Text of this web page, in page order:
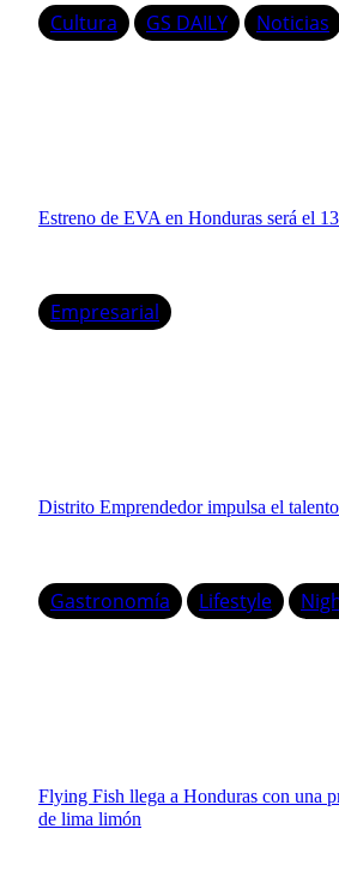
Cultura GS DAILY Noticias
Estreno de EVA en Honduras será el
Empresarial
Distrito Emprendedor impulsa el
Gastronomía Lifestyle
Flying Fish llega a Honduras con una
de lima limón